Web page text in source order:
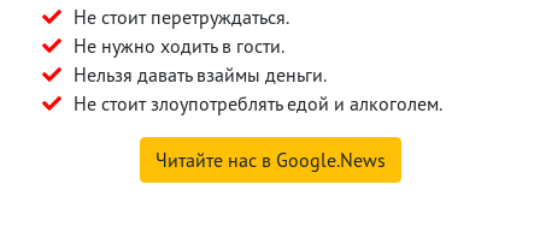
Не стоит перетруждаться.
Не нужно ходить в гости.
Нельзя давать взаймы деньги.
Не стоит злоупотреблять едой и алкоголем.
Читайте нас в Google.News